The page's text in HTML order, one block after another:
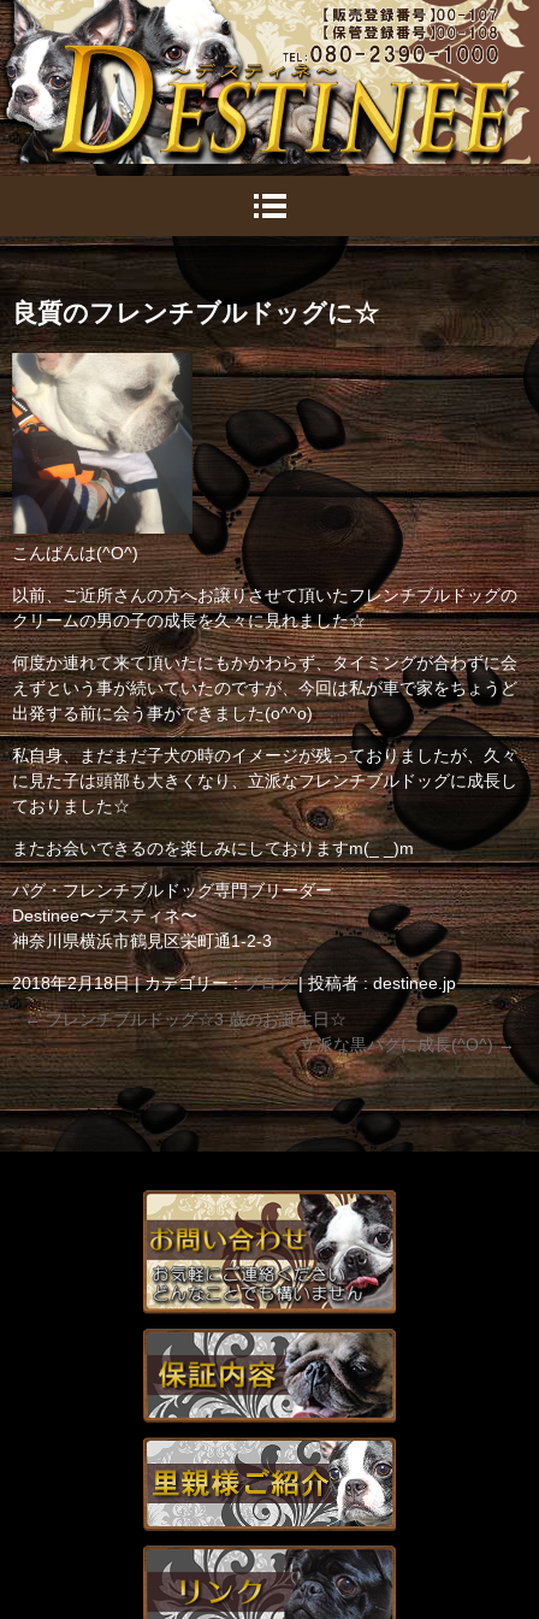
良質のフレンチブルドッグに☆
こんばんは(^O^)
以前、ご近所さんの方へお譲りさせて頂いたフレンチブルドッグの
クリームの男の子の成長を久々に見れました☆
何度か連れて来て頂いたにもかかわらず、タイミングが合わずに会
えずという事が続いていたのですが、今回は私が車で家をちょうど
出発する前に会う事ができました(o^^o)
私自身、まだまだ子犬の時のイメージが残っておりましたが、久々
に見た子は頭部も大きくなり、立派なフレンチブルドッグに成長し
ておりました☆
またお会いできるのを楽しみにしておりますm(_ _)m
パグ・フレンチブルドッグ専門ブリーダー
Destinee〜デスティネ〜
神奈川県横浜市鶴見区栄町通1-2-3
2018年2月18日 |カテゴリー :ブログ |投稿者 : destinee.jp
←フレンチブルドッグ☆3 歳のお誕生日☆
立派な黒パグに成長(^O^)→